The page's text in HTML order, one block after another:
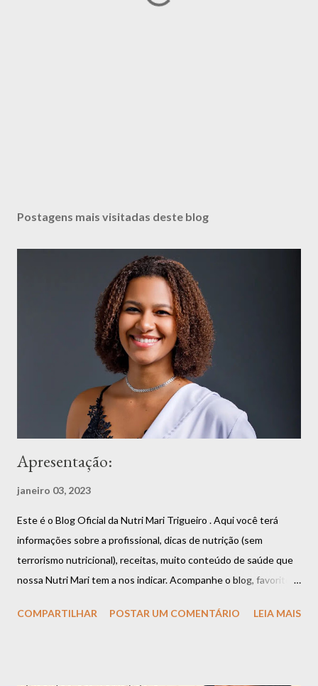
Postagens mais visitadas deste blog
Apresentação:
janeiro 03, 2023
Este é o Blog Oficial da Nutri Mari Trigueiro . Aqui você terá
informações sobre a profissional, dicas de nutrição (sem
terrorismo nutricional), receitas, muito conteúdo de saúde que
nossa Nutri Mari tem a nos indicar. Acompanhe o blog, favorite,
uma boa alimentação é garantia de saúde e longevidade.
COMPARTILHAR POSTAR UM COMENTÁRIO LEIA MAIS